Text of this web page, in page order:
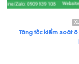
Tăng tốc kiểm soát